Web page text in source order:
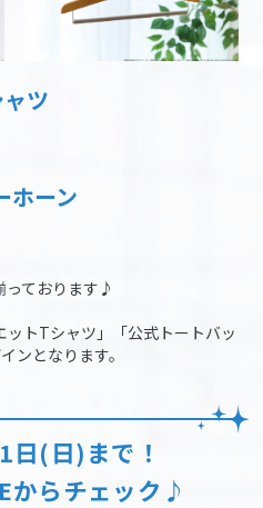
ツ
ホーン
っております♪
トTシャツ」「公式トートバッ
ンとなります。
日(日)まで！
からチェック♪